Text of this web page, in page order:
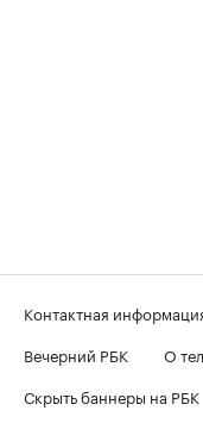
Контактная
Вечерний РБК
О
Скрыть баннеры на РБК